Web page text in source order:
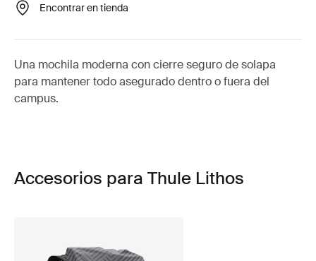
Encontrar en tienda
Una mochila moderna con cierre seguro de solapa
para mantener todo asegurado dentro o fuera del
campus.
Accesorios para Thule Lithos